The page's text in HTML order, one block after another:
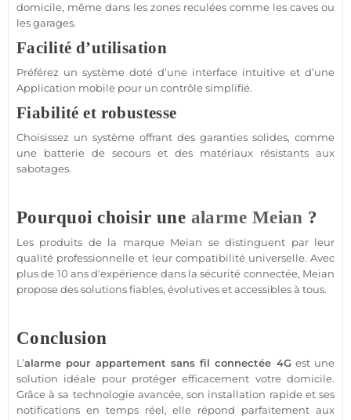
domicile, même dans les zones reculées comme les caves ou
lesgarages.
Facilité d’utilisation
Préférez un système doté d’une interface intuitive et d’une
Application mobile pour un contrôle simplifié.
Fiabilité et robustesse
Choisissez un système offrant des garanties solides, comme
une batterie de secours et des matériaux résistants aux
sabotages.
Pourquoi choisir une alarme Meian ?
Les produits de la marque Meian se distinguent par leur
qualité professionnelle et leur compatibilité universelle. Avec
plus de 10 ans d'expérience dans lasécurité connectée, Meian
propose des solutions fiables, évolutives et accessibles à tous.
Conclusion
L’alarme pour appartement sans filconnectée 4G est une
solution idéale pour protéger efficacement votre domicile.
Grâce à sa technologie avancée, son installation rapide et ses
notifications en temps réel, elle répond parfaitement aux